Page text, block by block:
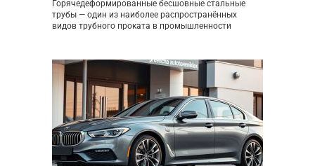
Горячедеформированные бесшовные стальные
трубы — один из наиболее распространённых
видов трубного проката в промышленности